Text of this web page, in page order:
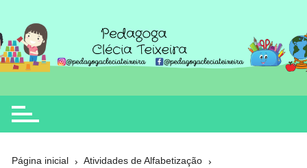
o
conteúdo
Clécia Teixeira
educação
Página inicial Atividades de Alfabetização